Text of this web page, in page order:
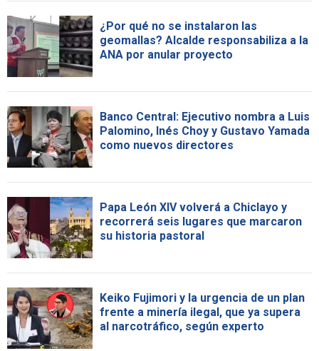
¿Por qué no se instalaron las
geomallas? Alcalde responsabiliza a la
ANA por anular proyecto
Banco Central: Ejecutivo nombra a Luis
Palomino, Inés Choy y Gustavo Yamada
como nuevos directores
Papa León XIV volverá a Chiclayo y
recorrerá seis lugares que marcaron
su historia pastoral
Keiko Fujimori y la urgencia de un plan
frente a minería ilegal, que ya supera
al narcotráfico, según experto